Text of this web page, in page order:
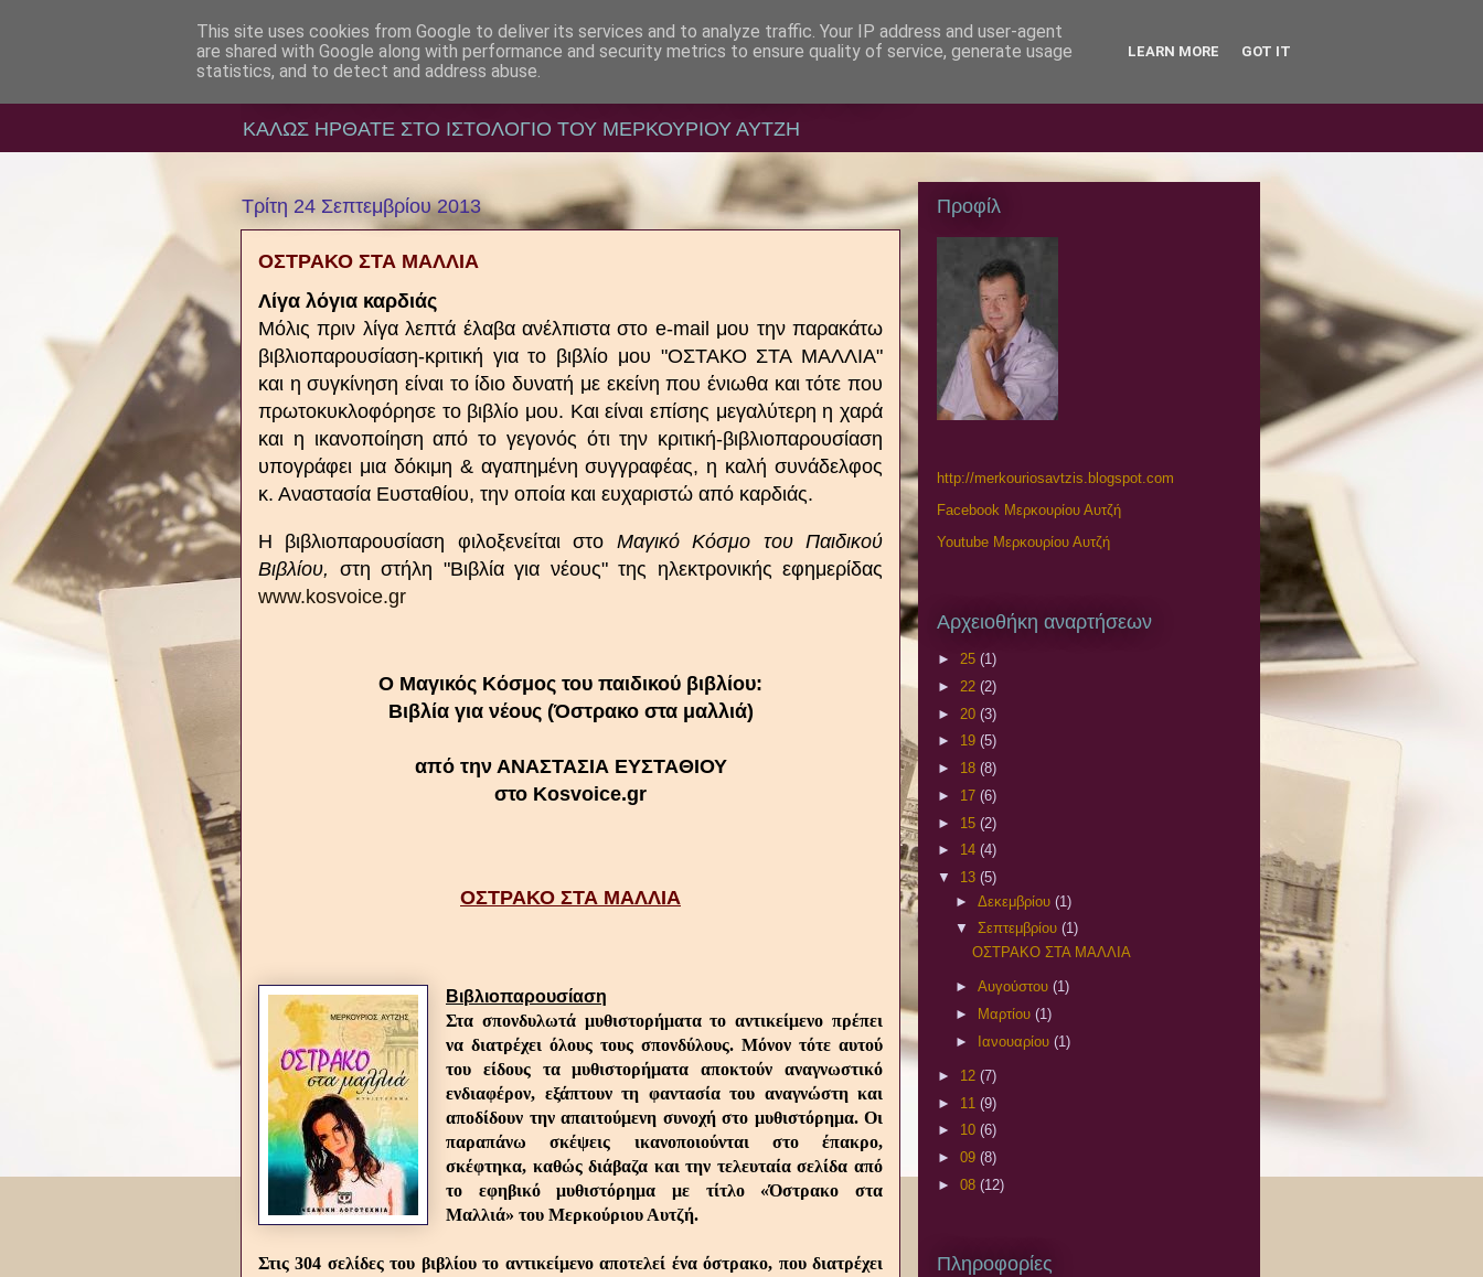
ΛΟΓΟΤΕΧΝΙΑ ΚΑΙ ΕΚΠΑΙΔΕΥΣΗ
ΚΑΛΩΣ ΗΡΘΑΤΕ ΣΤΟ ΙΣΤΟΛΟΓΙΟ ΤΟΥ ΜΕΡΚΟΥΡΙΟΥ ΑΥΤΖΗ
Τρίτη 24 Σεπτεμβρίου 2013
ΟΣΤΡΑΚΟ ΣΤΑ ΜΑΛΛΙΑ
Λίγα λόγια καρδιάς
Μόλις πριν λίγα λεπτά έλαβα ανέλπιστα στο e-mail μου την παρακάτω
βιβλιοπαρουσίαση-κριτική για το βιβλίο μου "ΟΣΤΑΚΟ ΣΤΑ ΜΑΛΛΙΑ"
και η συγκίνηση είναι το ίδιο δυνατή με εκείνη που ένιωθα και τότε που
πρωτοκυκλοφόρησε το βιβλίο μου. Και είναι επίσης μεγαλύτερη η χαρά
και η ικανοποίηση από το γεγονός ότι την κριτική-βιβλιοπαρουσίαση
υπογράφει μια δόκιμη & αγαπημένη συγγραφέας, η καλή συνάδελφος
κ. Αναστασία Ευσταθίου, την οποία και ευχαριστώ από καρδιάς.
Η βιβλιοπαρουσίαση φιλοξενείται στο Μαγικό Κόσμο του Παιδικού
Βιβλίου, στη στήλη "Βιβλία για νέους" της ηλεκτρονικής εφημερίδας
www.kosvoice.gr
Ο Μαγικός Κόσμος του παιδικού βιβλίου:
Βιβλία για νέους (Όστρακο στα μαλλιά)
από την ΑΝΑΣΤΑΣΙΑ ΕΥΣΤΑΘΙΟΥ
στο Kosvoice.gr
ΟΣΤΡΑΚΟ ΣΤΑ ΜΑΛΛΙΑ
Βιβλιοπαρουσίαση
Στα σπονδυλωτά μυθιστορήματα το αντικείμενο πρέπει
να διατρέχει όλους τους σπονδύλους. Μόνον τότε αυτού
του είδους τα μυθιστορήματα αποκτούν αναγνωστικό
ενδιαφέρον, εξάπτουν τη φαντασία του αναγνώστη και
αποδίδουν την απαιτούμενη συνοχή στο μυθιστόρημα. Οι
παραπάνω σκέψεις ικανοποιούνται στο έπακρο,
σκέφτηκα, καθώς διάβαζα και την τελευταία σελίδα από
το εφηβικό μυθιστόρημα με τίτλο «Όστρακο στα
Μαλλιά» του Μερκούριου Αυτζή.
Στις 304 σελίδες του βιβλίου το αντικείμενο αποτελεί ένα όστρακο, που διατρέχει
Προφίλ
http://merkouriosavtzis.blogspot.com
Facebook Μερκουρίου Αυτζή
Youtube Μερκουρίου Αυτζή
Αρχειοθήκη αναρτήσεων
► 25 (1)
► 22 (2)
► 20 (3)
► 19 (5)
► 18 (8)
► 17 (6)
► 15 (2)
► 14 (4)
▼ 13 (5)
► Δεκεμβρίου (1)
▼ Σεπτεμβρίου (1)
ΟΣΤΡΑΚΟ ΣΤΑ ΜΑΛΛΙΑ
► Αυγούστου (1)
►
Μαρτίου (1)
► Ιανουαρίου (1)
► 12 (7)
► 11 (9)
► 10 (6)
► 09 (8)
► 08 (12)
Πληροφορίες
This site uses cookies from Google to deliver its services and to analyze traffic. Your IP address and user-agent
are shared with Google along with performance and security metrics to ensure quality of service, generate usage
statistics, and to detect and address abuse.
LEARN MORE GOT IT